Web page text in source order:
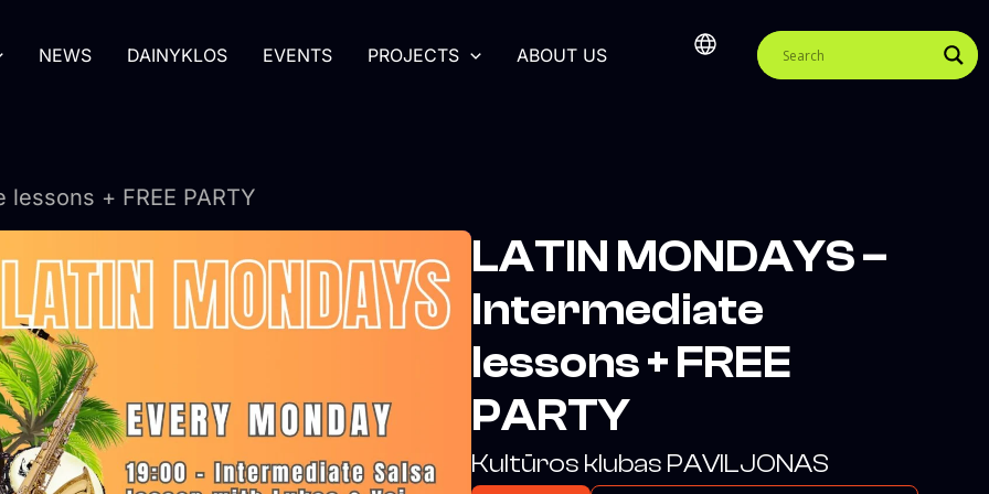
NEWS DAINYKLOS EVENTS PROJECTS ABOUT US
lessons + FREE PARTY
LATIN MONDAYS –
Intermediate
lessons + FREE
PARTY
Kultūros klubas PAVILJONAS